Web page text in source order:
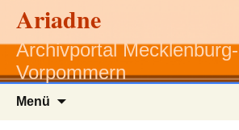
Ariadne
Archivportal Mecklenburg-
Vorpommern
Menü